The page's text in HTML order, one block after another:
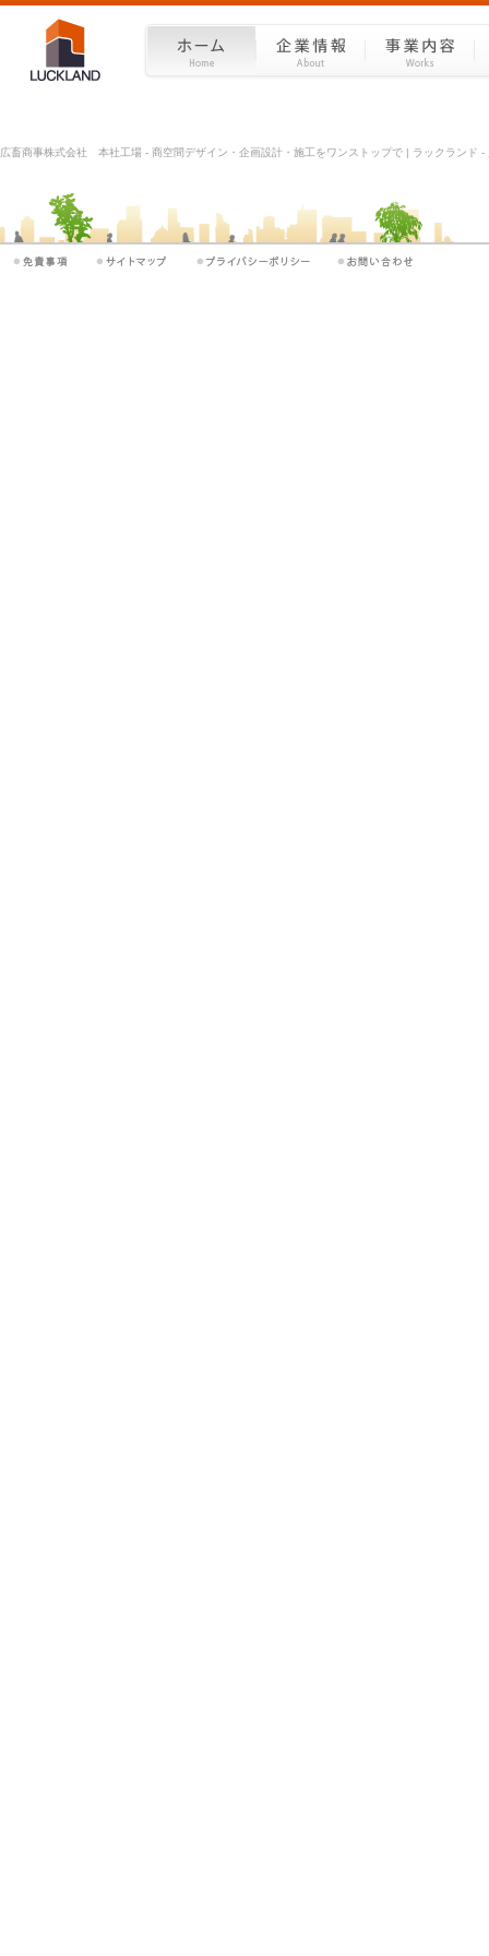
広畜商事株式会社 本社工場 - 商空間デザイン・企画設計・施工をワンストップで | ラックランド -